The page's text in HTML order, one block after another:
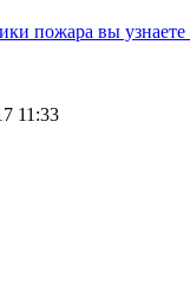
пожара вы узнаете
11:33